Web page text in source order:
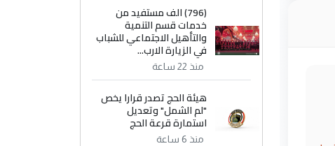
(796) الف مستفيد من
خدمات قسم التنمية
والتأهيل الاجتماعي للشباب
في الزيارة الارب...
منذ 22 ساعة
هيئة الحج تصدر قرارا يخص
"لم الشمل" وتعديل
استمارة قرعة الحج
منذ 6 ساعة